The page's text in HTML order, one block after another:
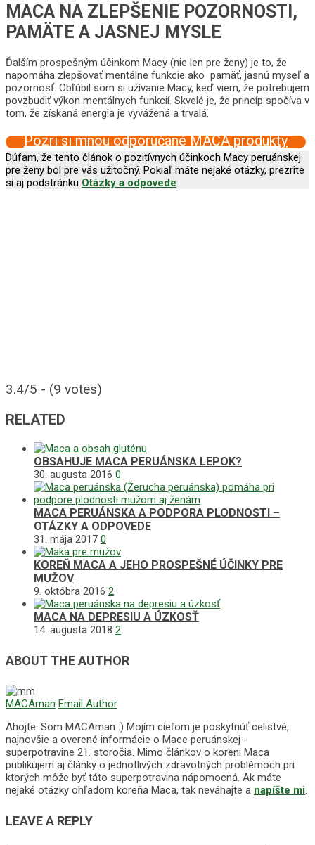
MACA NA ZLEPŠENIE POZORNOSTI,
PAMÄTE A JASNEJ MYSLE
Ďalším prospešným účinkom Macy (nie len pre ženy) je to, že
napomáha zlepšovať mentálne funkcie ako pamäť, jasnú myseľ a
pozornosť. Obľúbil som si užívanie Macy, keď viem, že potrebujem
povzbudiť výkon mentálnych funkcií. Skvelé je, že princíp spočíva v
tom, že získaná energia je vyvážená a trvalá.
Pozri si mnou odporúčané MACA produkty
Dúfam, že tento článok o pozitívnych účinkoch Macy peruánskej
pre ženy bol pre vás užitočný. Pokiaľ máte nejaké otázky, prezrite
si aj podstránku Otázky a odpovede
3.4/5 - (9 votes)
RELATED
OBSAHUJE MACA PERUÁNSKA LEPOK?
30. augusta 2016 0
MACA PERUÁNSKA A PODPORA PLODNOSTI –
OTÁZKY A ODPOVEDE
31. mája 2017 0
KOREŇ MACA A JEHO PROSPEŠNÉ ÚČINKY PRE
MUŽOV
9. októbra 2016 2
MACA NA DEPRESIU A ÚZKOSŤ
14. augusta 2018 2
ABOUT THE AUTHOR
MACAman Email Author
Ahojte. Som MACAman :) Mojím cieľom je poskytnúť celistvé,
najnovšie a overené informácie o Mace peruánskej -
superpotravine 21. storočia. Mimo článkov o koreni Maca
publikujem aj články o jednotlivých zdravotných problémoch pri
ktorých môže byť táto superpotravina nápomocná. Ak máte
nejaké otázky ohľadom koreňa Maca, tak neváhajte a napíšte mi.
LEAVE A REPLY